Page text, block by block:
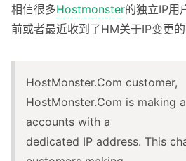
相信很多Hostmonster的独立IP用
前或者最近收到了HM关于IP变更的
HostMonster.Com customer,
HostMonster.Com is making
accounts with a
dedicated IP address. This